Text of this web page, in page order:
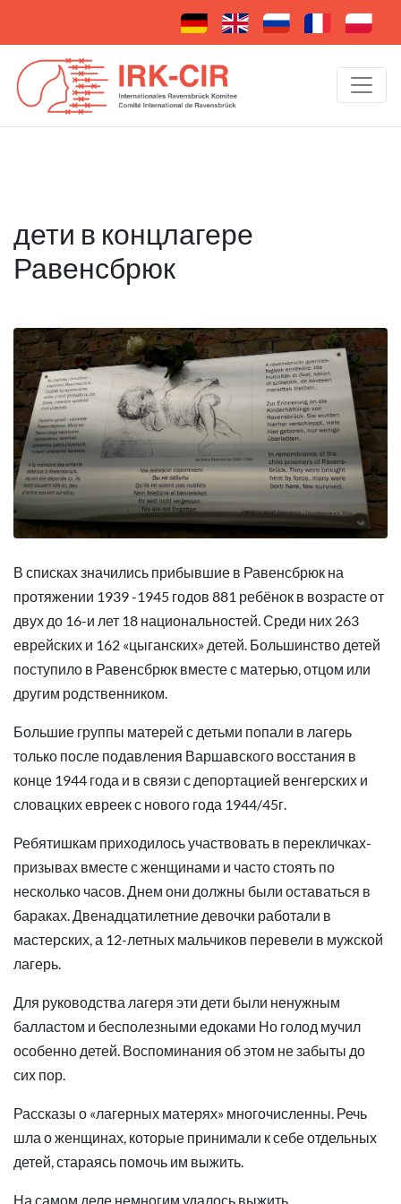
дети в концлагере
Равенсбрюк
В списках значились прибывшие в Равенсбрюк на
протяжении 1939 -1945 годов 881 ребёнок в возрасте от
двух до 16-и лет 18 национальностей. Среди них 263
еврейских и 162 «цыганских» детей. Большинство детей
поступило в Равенсбрюк вместе с матерью, отцом или
другим родственником.
Большие группы матерей с детьми попали в лагерь
только после подавления Варшавского восстания в
конце 1944 года и в связи с депортацией венгерских и
словацких евреек с нового года 1944/45г.
Ребятишкам приходилось участвовать в перекличках-
призывах вместе с женщинами и часто стоять по
несколько часов. Днем они должны были оставаться в
бараках. Двенадцатилетние девочки работали в
мастерских, а 12-летных мальчиков перевели в мужской
лагерь.
Для руководства лагеря эти дети были ненужным
балластом и бесполезными едоками Но голод мучил
особенно детей. Воспоминания об этом не забыты до
сих пор.
Рассказы о «лагерных матерях» многочисленны. Речь
шла о женщинах, которые принимали к себе отдельных
детей, стараясь помочь им выжить.
На самом деле немногим удалось выжить.